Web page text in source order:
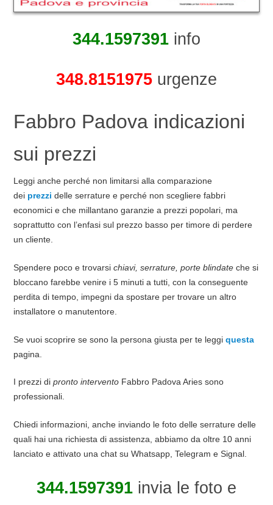
344.1597391 info
348.8151975 urgenze
Fabbro Padova indicazioni
sui prezzi
Leggi anche perché non limitarsi alla comparazione
dei prezzi delle serrature e perché non scegliere fabbri
economici e che millantano garanzie a prezzi popolari, ma
soprattutto con l’enfasi sul prezzo basso per timore di perdere
un cliente.
Spendere poco e trovarsi chiavi, serrature, porte blindateche si
bloccano farebbe venire i 5 minuti a tutti, con la conseguente
perdita di tempo, impegni da spostare per trovare un altro
installatore o manutentore.
Se vuoi scoprire se sono la persona giusta per te leggi questa
pagina.
I prezzi di pronto interventoFabbro Padova Aries sono
professionali.
Chiedi informazioni, anche inviando le foto delle serrature delle
quali hai una richiesta di assistenza, abbiamo da oltre 10 anni
lanciato e attivato una chat su Whatsapp, Telegram e Signal.
344.1597391 invia le foto e